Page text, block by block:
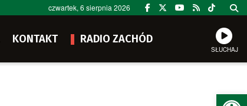
czwartek, 6 sierpnia 2026
KONTAKT RADIO ZACHÓD
SŁUCHAJ